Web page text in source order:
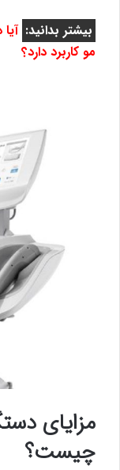
بیشتر بدانید:
مو کاربرد دارد؟
مزایای
چیست؟